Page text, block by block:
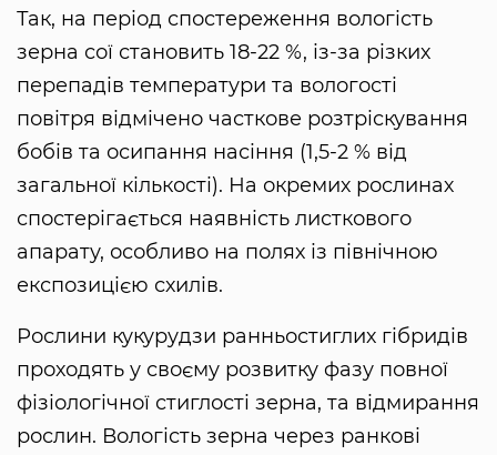
Так, на період спостереження вологість
зерна сої становить 18-22 %, із-за різких
перепадів температури та вологості
повітря відмічено часткове розтріскування
бобів та осипання насіння (1,5-2 % від
загальної кількості). На окремих рослинах
спостерігається наявність листкового
апарату, особливо на полях із північною
експозицією схилів.
Рослини кукурудзи ранньостиглих гібридів
проходять у своєму розвитку фазу повної
фізіологічної стиглості зерна, та відмирання
рослин. Вологість зерна через ранкові